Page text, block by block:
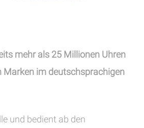
mehr als 25 Millionen Uhren
im deutschsprachigen
und bedient ab den